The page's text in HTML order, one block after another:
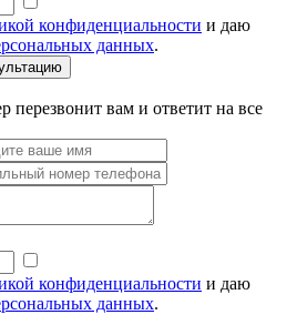
конфиденциальности и даю
данных.
перезвонит вам и ответит на все
конфиденциальности и даю
данных.